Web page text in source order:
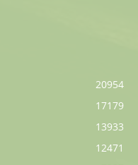
20954
17179
13933
12471